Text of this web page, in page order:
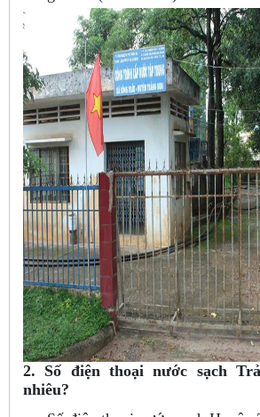
2. Số điện thoại nước sạch
nhiêu?